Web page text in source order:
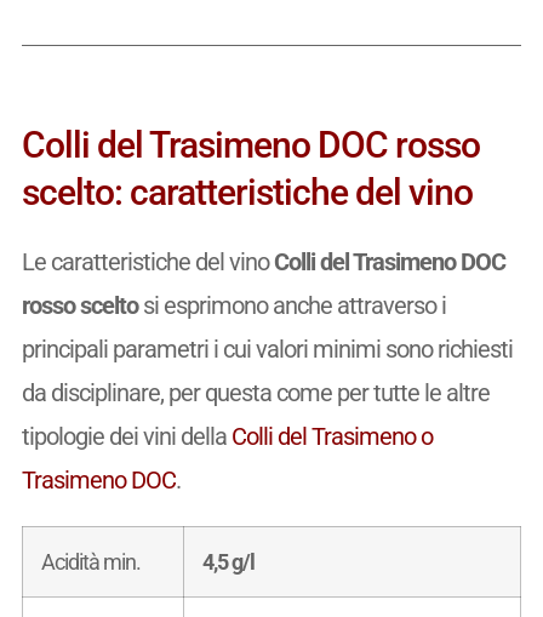
Colli del Trasimeno DOC rosso
scelto: caratteristiche del vino
Le caratteristiche del vinoColli del Trasimeno DOC
rosso sceltosi esprimono anche attraverso i
principali parametri i cui valori minimi sono richiesti
da disciplinare, per questa come per tutte le altre
tipologie dei vini della Colli del Trasimeno o
Trasimeno DOC.
Acidità min. 4,5 g/l